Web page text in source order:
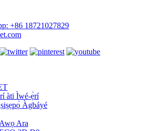
+86 18721027829
àti Ìwé-ẹ̀rí
Àgbáyé
Ara